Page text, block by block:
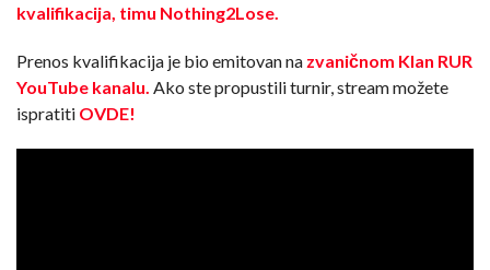
kvalifikacija, timu Nothing2Lose.
Prenos kvalifikacija je bio emitovan na zvaničnom Klan RUR
YouTube kanalu. Ako ste propustili turnir, stream možete
ispratiti OVDE!